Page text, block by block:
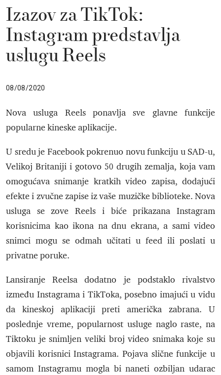
Izazov za TikTok:
Instagram predstavlja
uslugu Reels
08/08/2020
Nova usluga Reels ponavlja sve glavne funkcije
popularne kineske aplikacije.
U sredu je Facebook pokrenuo novu funkciju u SAD-u,
Velikoj Britaniji i gotovo 50 drugih zemalja, koja vam
omogućava snimanje kratkih video zapisa, dodajući
efekte i zvučne zapise iz vaše muzičke biblioteke. Nova
usluga se zove Reels i biće prikazana Instagram
korisnicima kao ikona na dnu ekrana, a sami video
snimci mogu se odmah učitati u feed ili poslati u
privatne poruke.
Lansiranje Reelsa dodatno je podstaklo rivalstvo
između Instagrama i TikToka, posebno imajući u vidu
da kineskoj aplikaciji preti američka zabrana. U
poslednje vreme, popularnost usluge naglo raste, na
Tiktoku je snimljen veliki broj video snimaka koje su
objavili korisnici Instagrama. Pojava slične funkcije u
samom Instagramu mogla bi naneti ozbiljan udarac